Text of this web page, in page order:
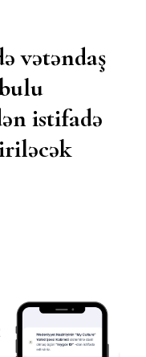
vətəndaş
istifadə